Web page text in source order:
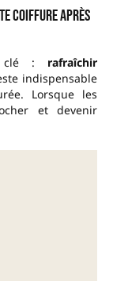
coiffure après
clé : rafraîchir
indispensable
Lorsque les
et devenir